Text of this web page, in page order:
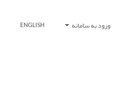
ورود به سامانه ENGLISH